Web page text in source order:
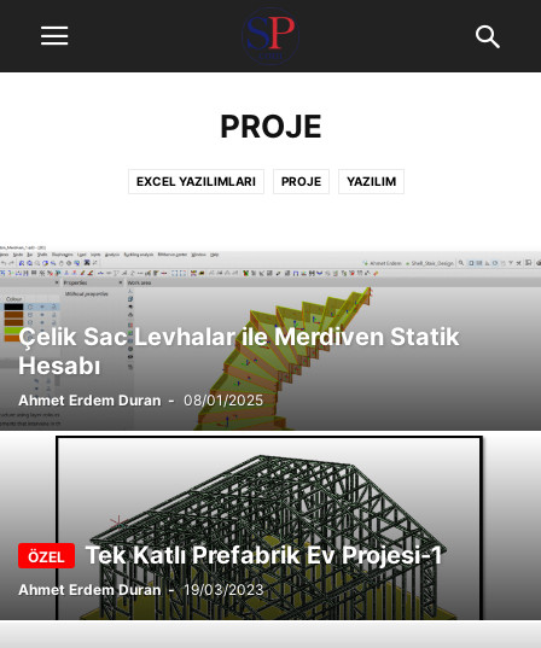
PROJE
EXCEL YAZILIMLARI PROJE YAZILIM
Çelik Sac Levhalar ile Merdiven Statik
Hesabı
Ahmet Erdem Duran - 08/01/2025
Tek Katlı Prefabrik Ev Projesi-1
Ahmet Erdem Duran - 19/03/2023